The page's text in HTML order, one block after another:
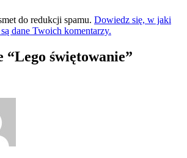
do redukcji spamu. Dowiedz się, w jaki
dane Twoich komentarzy.
“Lego świętowanie”